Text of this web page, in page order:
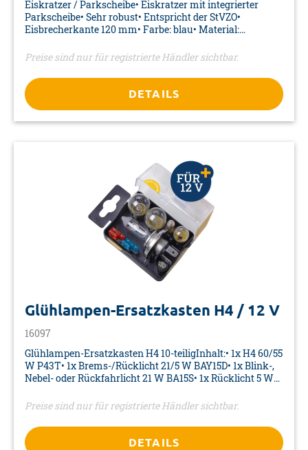
Eiskratzer / Parkscheibe• Eiskratzer mit integrierter
Parkscheibe• Sehr robust• Entspricht der StVZO•
Eisbrecherkante 120 mm• Farbe: blau• Material:
Aufkleber
Preise sind nur für registrierte Händler sichtbar.
DETAILS
Glühlampen-Ersatzkasten H4 / 12 V
16097
Glühlampen-Ersatzkasten H4 10-teiligInhalt:• 1x H4 60/55
W P43T• 1x Brems-/Rücklicht 21/5 W BAY15D• 1x Blink-,
Nebel- oder Rückfahrlicht 21 W BA15S• 1x Rücklicht 5 W
W SV8,5• 1x Seiten-/ Innenleuchte 5 W W2,1 x 9,5D• 2x
Flachsicherungen 10 A, 15 A• 2x Mini-Flachsicherungen
10 A, 15 A• Platzsparend und übersichtlich in
Kunststoffbox• Prüfzeichen E4
Preise sind nur für registrierte Händler sichtbar.
DETAILS